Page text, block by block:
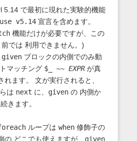
5.14 で最初に現れた実験的機能
use v5.14宣言を含めます。
機能だけが必要ですが、この
では 利用できません。)
givenブロックの内側でのみ動
マッチング $_ ~~ EXPRが真
れます。 文が実行されると、
は next に、 givenの 内側か
きます。
ループは when修飾子の
の どこでも使えますが、 given